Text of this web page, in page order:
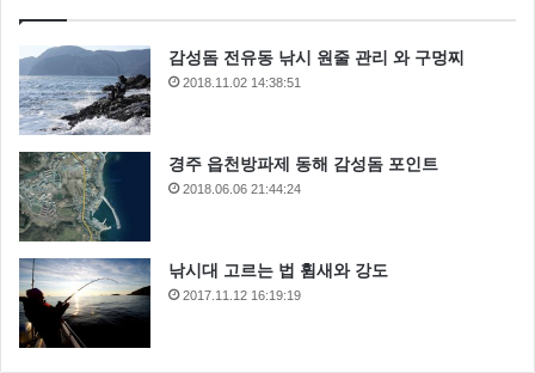
감성돔 전유동 낚시 원줄 관리 와 구멍찌
2018.11.02 14:38:51
경주 읍천방파제 동해 감성돔 포인트
2018.06.06 21:44:24
낚시대 고르는 법 휨새와 강도
2017.11.12 16:19:19